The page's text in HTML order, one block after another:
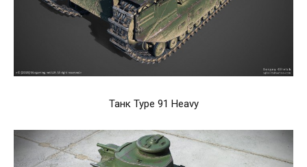
Танк Type 91 Heavy